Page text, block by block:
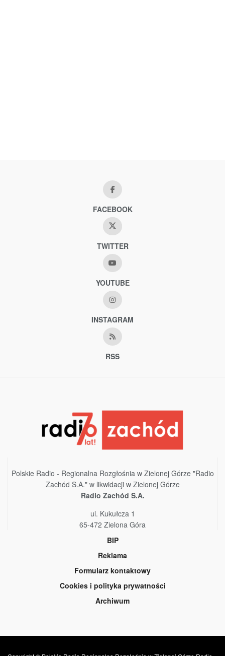
FACEBOOK
TWITTER
YOUTUBE
INSTAGRAM
RSS
Polskie Radio - Regionalna Rozgłośnia w Zielonej Górze "Radio
Zachód S.A." w likwidacji w Zielonej Górze
Radio Zachód S.A.
ul. Kukułcza 1
65-472 Zielona Góra
BIP
Reklama
Formularz kontaktowy
Cookies i polityka prywatności
Archiwum